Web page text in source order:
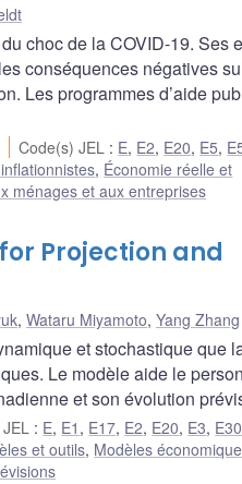
choc de la COVID-19. Ses
conséquences négatives
Les programmes d’aide
Code(s) JEL : E, E2, E20, E5,
, Économie réelle et
ménages et aux entreprises
for Projection and
, Wataru Miyamoto, Yang Zhang
et stochastique que
Le modèle aide le
et son évolution
: E, E1 , E17, E2, E20, E3, E30
et outils, Modèles